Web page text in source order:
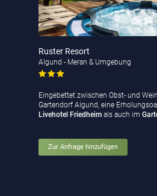
Ruster Resort
Algund - Meran & Umgebung
Eingebettet zwischen Obst- und
Gartendorf Algund, eine
Livehotel Friedheim als auch im
Zur Anfrage hinzufügen